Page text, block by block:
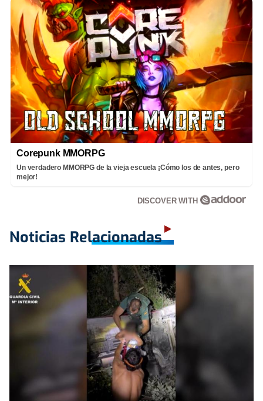
Corepunk MMORPG
Un verdadero MMORPG de la vieja escuela ¡Cómo los de antes, pero
mejor!
DISCOVER WITH
Noticias Relacionadas